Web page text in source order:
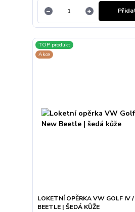
TOP produkt
Akce
LOKETNÍ OPĚRKA VW GOLF IV
BEETLE | ŠEDÁ KŮŽE